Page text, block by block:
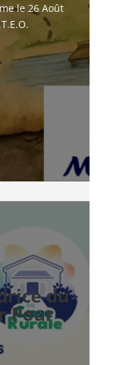
le 26 Août
du
Pour